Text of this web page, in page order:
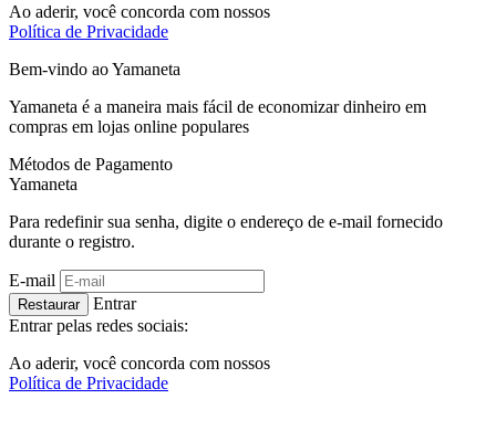
Ao aderir, você concorda com nossos
Política de Privacidade
Bem-vindo aoYamaneta
Yamaneta é a maneira mais fácil de economizar dinheiro em
compras em lojas online populares
Métodos de Pagamento
Yamaneta
Para redefinir sua senha, digite o endereço de e-mail fornecido
durante o registro.
E-mail
Restaurar
Entrar
Entrar pelas redes sociais:
Ao aderir, você concorda com nossos
Política de Privacidade